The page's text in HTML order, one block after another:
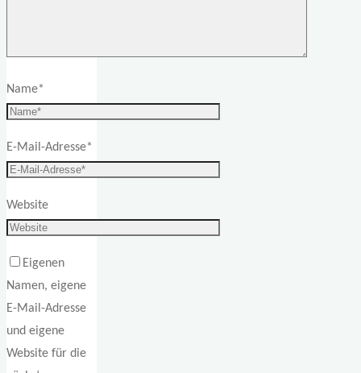
Name*
E-Mail-Adresse*
Website
Eigenen
Namen, eigene
E-Mail-Adresse
und eigene
Website für die